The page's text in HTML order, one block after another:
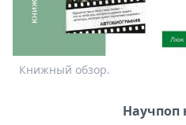
Книжный обзор.
Научпоп